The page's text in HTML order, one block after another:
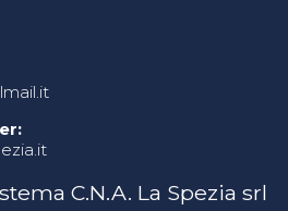
C.N.A. La Spezia srl